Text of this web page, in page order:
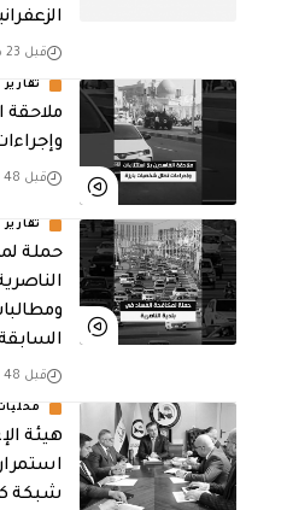
قبل 23 دقيقة
تقارير
ملاحقة
قبل 48 دقيقة
تقارير
حملة
قبل 48 دقيقة
هيئة
شبكة